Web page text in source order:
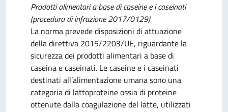
Prodotti alimentari a base di caseine e i caseinati
(procedura di infrazione 2017/0129)
La norma prevede disposizioni di attuazione
della direttiva 2015/2203/UE, riguardante la
sicurezza dei prodotti alimentari a base di
caseina e caseinati. Le caseine e i caseinati
destinati all’alimentazione umana sono una
categoria di lattoproteine ossia di proteine
ottenute dalla coagulazione del latte, utilizzati